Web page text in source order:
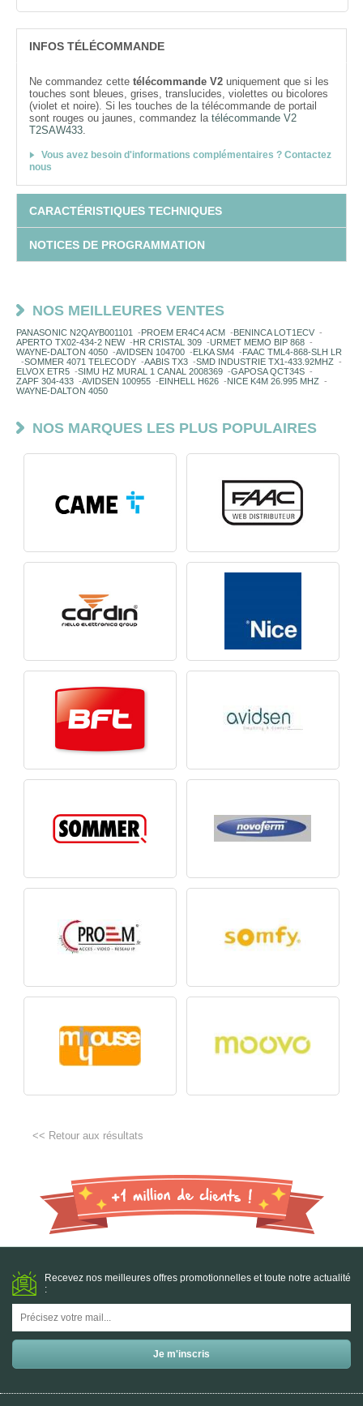
INFOS TÉLÉCOMMANDE
Ne commandez cette télécommande V2 uniquement que si les
touches sont bleues, grises, translucides, violettes ou bicolores
(violet et noire). Si les touches de la télécommande de portail
sont rouges ou jaunes, commandez la télécommande V2
T2SAW433.
Vous avez besoin d'informations complémentaires ? Contactez
nous
CARACTÉRISTIQUES TECHNIQUES
NOTICES DE PROGRAMMATION
NOS MEILLEURES VENTES
PANASONIC N2QAYB001101 -PROEM ER4C4 ACM -BENINCA LOT1ECV -
APERTO TX02-434-2 NEW-HR CRISTAL 309 -URMET MEMO BIP 868 -
WAYNE-DALTON 4050 -AVIDSEN 104700 -ELKA SM4 -FAAC TML4-868-SLH LR
-SOMMER 4071 TELECODY -AABIS TX3 -SMD INDUSTRIE TX1-433.92MHZ -
ELVOX ETR5 -SIMU HZ MURAL 1 CANAL 2008369 -GAPOSA QCT34S -
ZAPF 304-433 -AVIDSEN 100955 -EINHELL H626 -NICE K4M 26.995 MHZ -
WAYNE-DALTON 4050
NOS MARQUES LES PLUS POPULAIRES
<< Retour aux résultats
Recevez nos meilleures offres promotionnelles et toute notre actualité
: